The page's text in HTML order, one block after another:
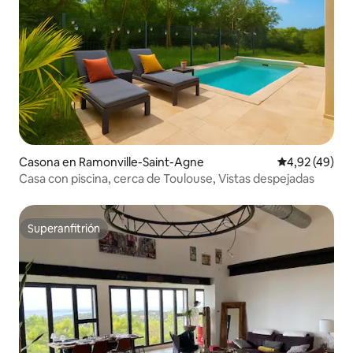
Casona en Ramonville-Saint-Agne Calificación
4,92 (49)
Casa con piscina, cerca de Toulouse, Vistas despejadas
Superanfitrión
Superanfitrión